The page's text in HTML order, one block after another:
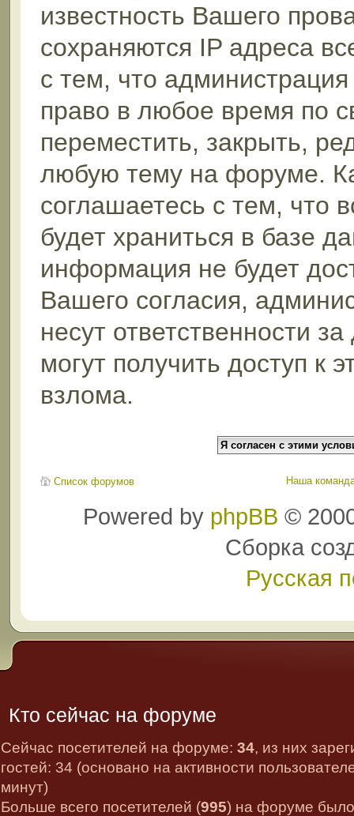
известность Вашего
сохраняются IP адреса
с тем, что
право в любое время по
переместить, закрыть,
любую тему на форуме.
соглашаетесь с тем, что
будет храниться в базе
информация не будет
Вашего согласия,
несут ответственности
могут получить доступ к
взлома.
Список форумов Наша
Powered by phpBB ©
Сборка
Русская
Кто сейчас на форуме
Сейчас посетителей на форуме: 34, из них
гостей: 34 (основано на активности
минут)
Больше всего посетителей (995) на форуме